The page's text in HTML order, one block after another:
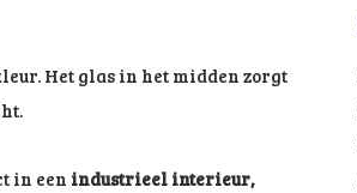
Het glas in het midden zorgt
in een industrieel interieur,